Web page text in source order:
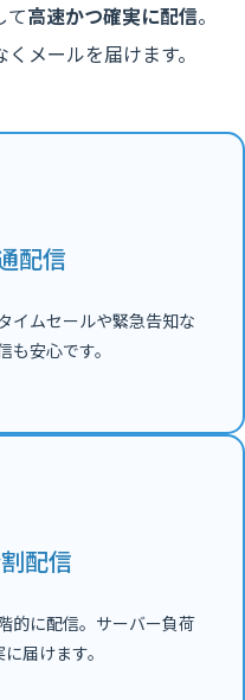
て高速かつ確実に配信。
メールを届けます。
配信
イムセールや緊急告知な
も安心です。
配信
的に配信。サーバー負荷
届けます。